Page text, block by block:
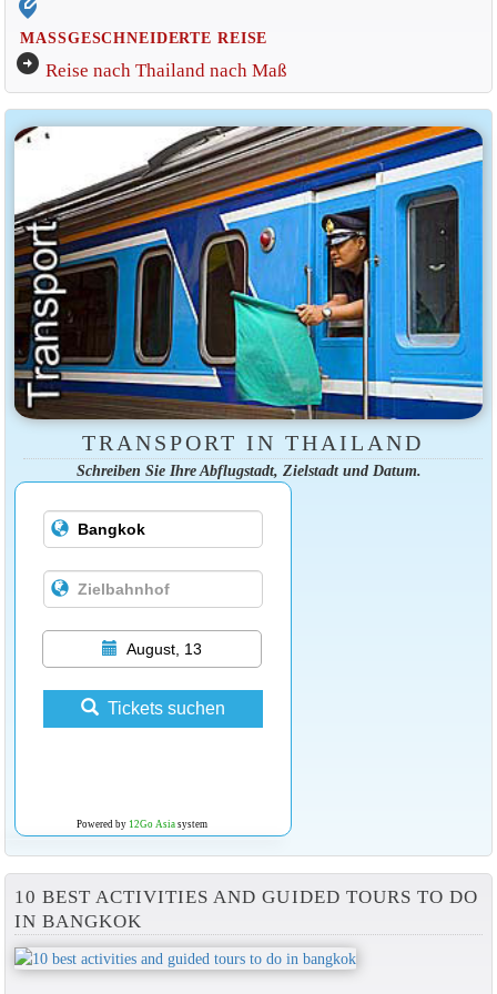
edit_location_alt
MASSGESCHNEIDERTE REISE
arrow_circle_right Reise nach Thailand nach Maß
TRANSPORT IN THAILAND
Schreiben Sie Ihre Abflugstadt, Zielstadt und Datum.
August, 13
Tickets suchen
Powered by 12Go Asiasystem
10 BEST ACTIVITIES AND GUIDED TOURS TO DO
IN BANGKOK